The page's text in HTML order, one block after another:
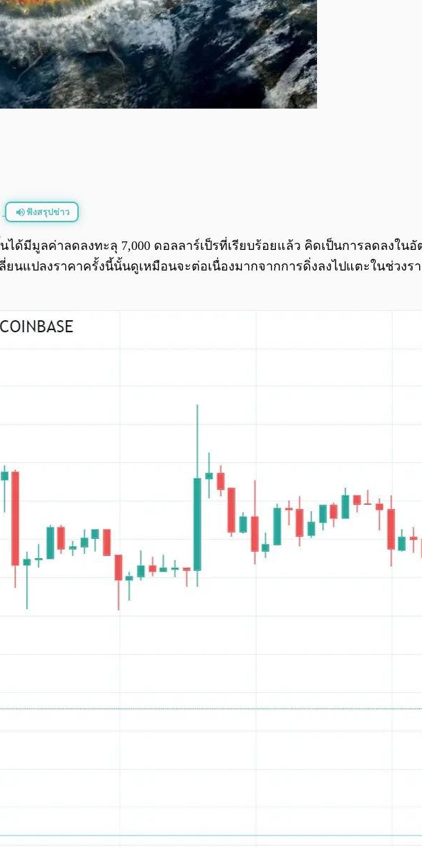
ฟังสรุปข่าว
ได้มีมูลค่าลดลงทะลุ 7,000 ดอลลาร์เป็รที่เรียบร้อยแล้ว คิดเป็นการลดลงใน
ยนแปลงราคาครั้งนี้นั้นดูเหมือนจะต่อเนื่องมากจากการดิ่งลงไปแตะในช่วง